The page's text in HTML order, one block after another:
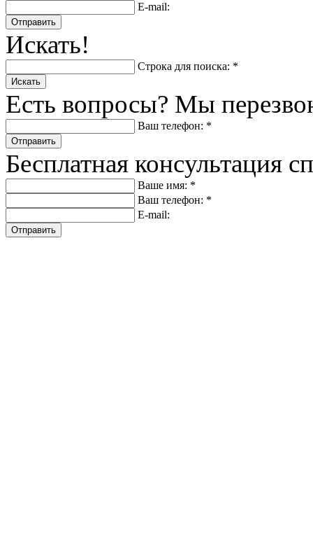
E-mail:
Отправить
Искать!
Строка для поиска: *
Искать
Есть вопросы? Мы
Ваш телефон: *
Отправить
Бесплатная консультация
Ваше имя: *
Ваш телефон: *
E-mail:
Отправить